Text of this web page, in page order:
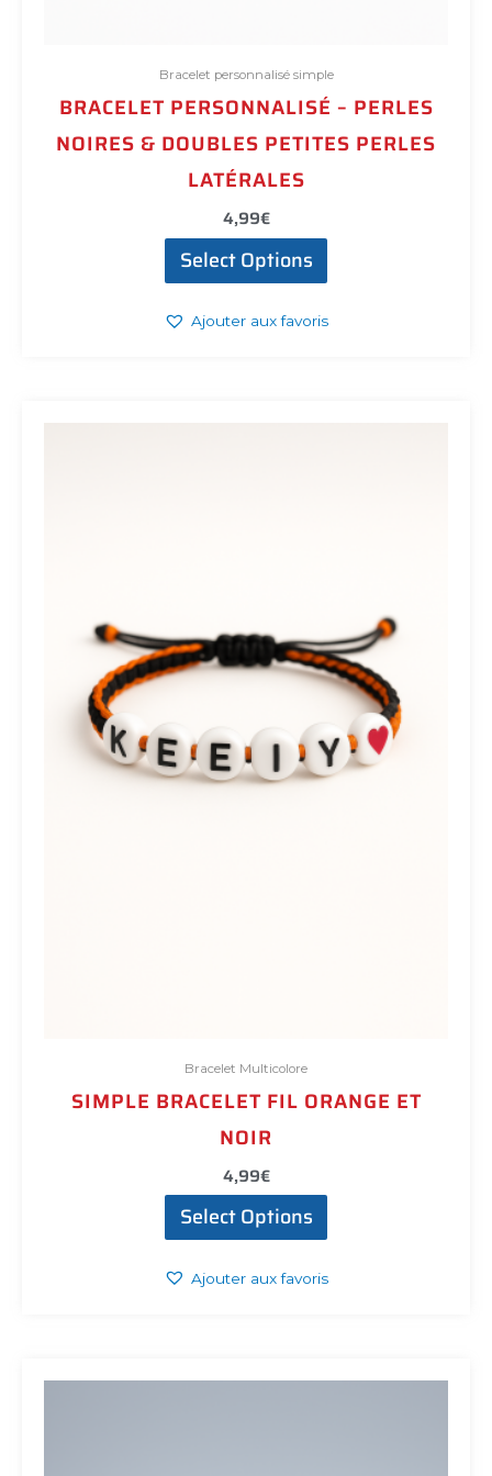
Bracelet personnalisé simple
BRACELET PERSONNALISÉ – PERLES
NOIRES & DOUBLES PETITES PERLES
LATÉRALES
4,99€
Select Options
Ajouter aux favoris
Bracelet Multicolore
SIMPLE BRACELET FIL ORANGE ET
NOIR
4,99€
Select Options
Ajouter aux favoris